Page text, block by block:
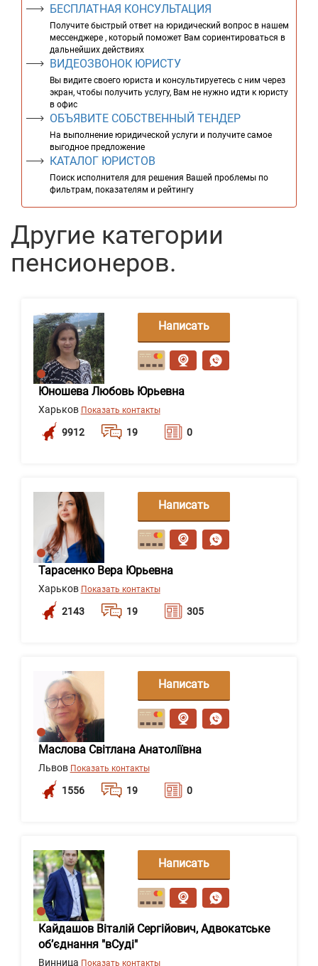
БЕСПЛАТНАЯ КОНСУЛЬТАЦИЯ
Получите быстрый ответ на юридический вопрос в нашем
мессенджере , который поможет Вам сориентироваться в
дальнейших действиях
ВИДЕОЗВОНОК ЮРИСТУ
Вы видите своего юриста и консультируетесь с ним через
экран, чтобы получить услугу, Вам не нужно идти к юристу
в офис
ОБЪЯВИТЕ СОБСТВЕННЫЙ ТЕНДЕР
На выполнение юридической услуги и получите самое
выгодное предложение
КАТАЛОГ ЮРИСТОВ
Поиск исполнителя для решения Вашей проблемы по
фильтрам, показателям и рейтингу
Другие категории
пенсионеров.
Юношева Любовь Юрьевна
Харьков Показать контакты
9912 19 0
Написать
сообщение
Тарасенко Вера Юрьевна
Харьков Показать контакты
2143 19 305
Написать
сообщение
Маслова Світлана Анатоліївна
Львов Показать контакты
1556 19 0
Написать
сообщение
Кайдашов Віталій Сергійович, Адвокатське
об’єднання "вСуді"
Винница Показать контакты
Написать
сообщение